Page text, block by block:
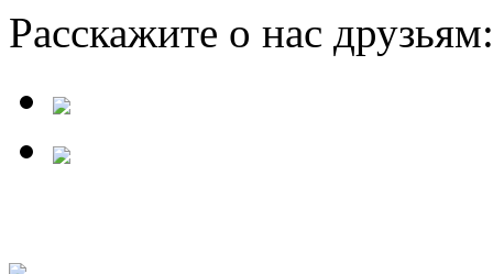
Расскажите о нас друзьям: